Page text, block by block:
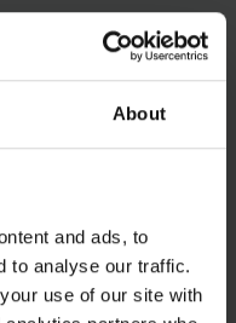
About
and ads, to
to analyse our traffic.
use of our site with
comme
et
réduites sans
de la peau